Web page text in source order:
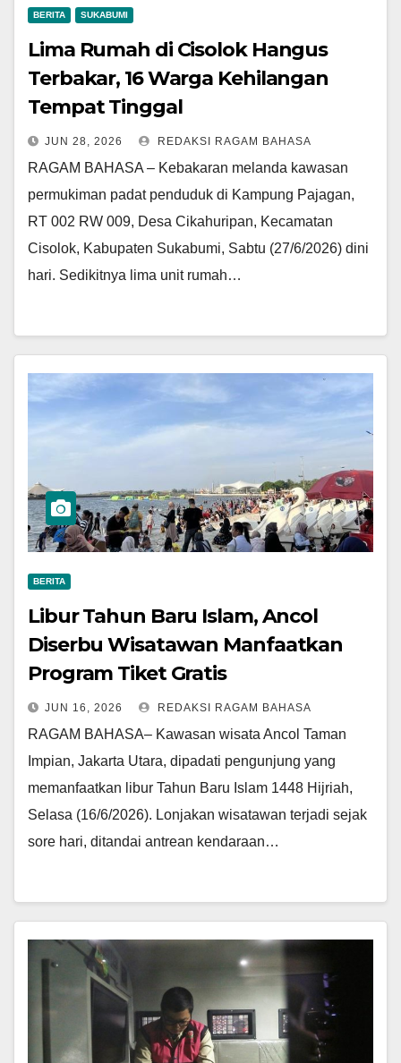
BERITA SUKABUMI
Lima Rumah di Cisolok Hangus
Terbakar, 16 Warga Kehilangan
Tempat Tinggal
JUN 28, 2026 REDAKSI RAGAM BAHASA
RAGAM BAHASA – Kebakaran melanda kawasan
permukiman padat penduduk di Kampung Pajagan,
RT 002 RW 009, Desa Cikahuripan, Kecamatan
Cisolok, Kabupaten Sukabumi, Sabtu (27/6/2026) dini
hari. Sedikitnya lima unit rumah…
BERITA
Libur Tahun Baru Islam, Ancol
Diserbu Wisatawan Manfaatkan
Program Tiket Gratis
JUN 16, 2026 REDAKSI RAGAM BAHASA
RAGAM BAHASA– Kawasan wisata Ancol Taman
Impian, Jakarta Utara, dipadati pengunjung yang
memanfaatkan libur Tahun Baru Islam 1448 Hijriah,
Selasa (16/6/2026). Lonjakan wisatawan terjadi sejak
sore hari, ditandai antrean kendaraan…